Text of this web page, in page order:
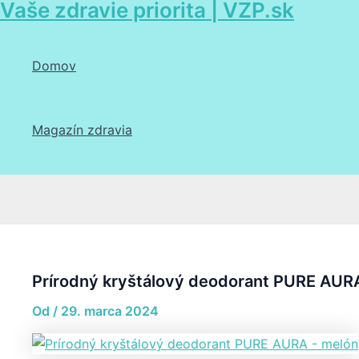
Preskočiť
Vaše zdravie priorita | VZP.sk
Domov
Magazín zdravia
Prírodný kryštálový deodorant PURE
Od / 29. marca 2024
Post